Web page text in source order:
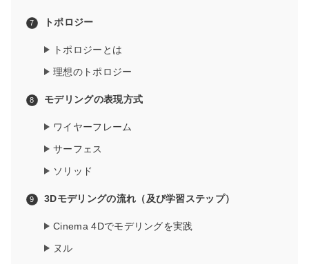
トポロジー
トポロジーとは
理想のトポロジー
モデリングの表現方式
ワイヤーフレーム
サーフェス
ソリッド
3Dモデリングの流れ（及び学習ステップ）
Cinema 4Dでモデリングを実践
ヌル